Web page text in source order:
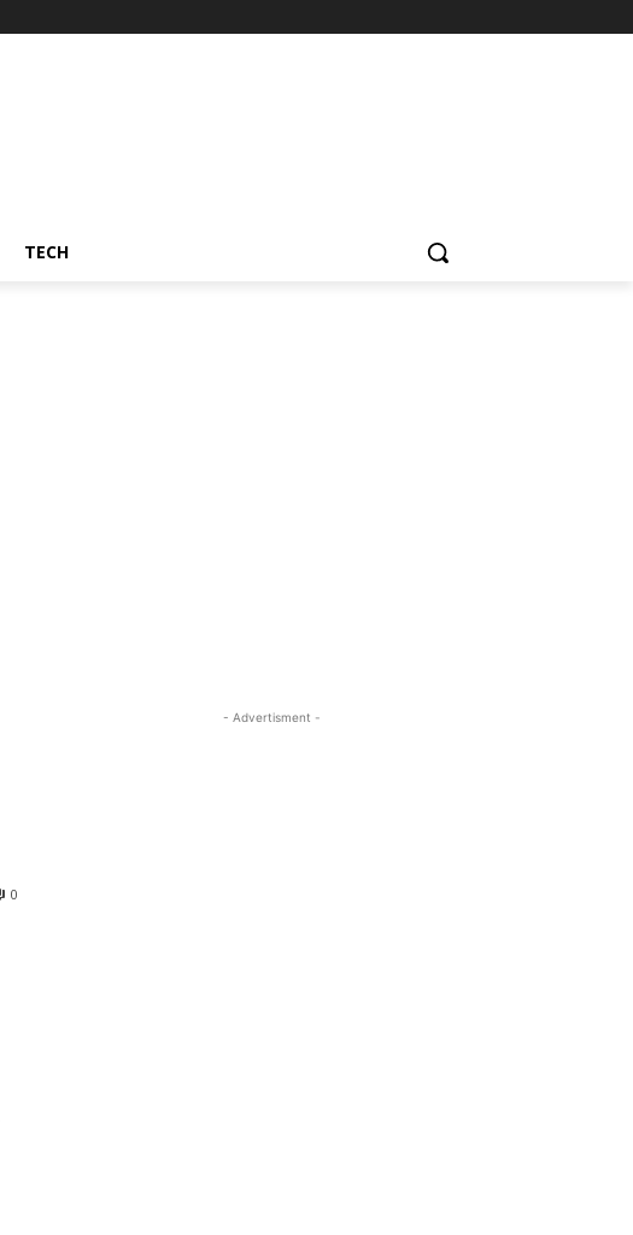
TECH
0
- Advertisment -